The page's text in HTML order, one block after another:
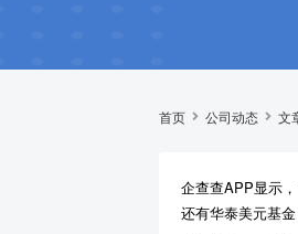
首页 公司动态 文
企查查APP显示
还有华泰美元基